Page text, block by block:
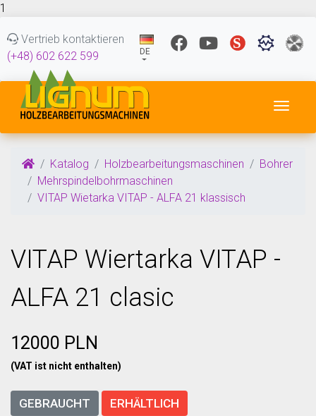
1
Vertrieb kontaktieren
(+48) 602 622 599
DE
Katalog Holzbearbeitungsmaschinen
Bohrer
Mehrspindelbohrmaschinen
VITAP Wietarka VITAP - ALFA 21 klassisch
VITAP Wiertarka VITAP -
ALFA 21 clasic
12000 PLN
(VAT ist nicht enthalten)
GEBRAUCHT ERHÄLTLICH